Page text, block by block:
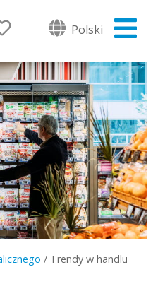
Polski
/ Trendy w handlu